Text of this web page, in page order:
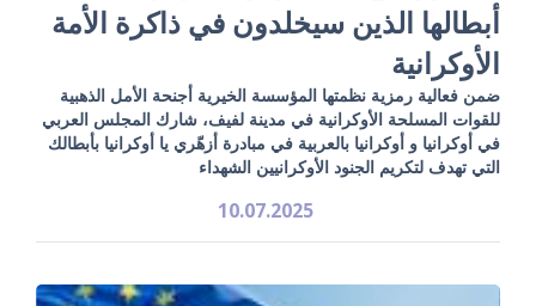
أبطالها الذين سيخلدون في ذاكرة الأمة
الأوكرانية
ضمن فعالية رمزية نظمتها المؤسسة الخيرية أجنحة الأمل الذهبية
للقوات المسلحة الأوكرانية في مدينة لفيف، شارك المجلس العربي
في أوكرانيا و أوكرانيا بالعربية في مبادرة أزهّري يا أوكرانيا بأبطالك
التي تهدف لتكريم الجنود الأوكرانيين الشهداء
10.07.2025